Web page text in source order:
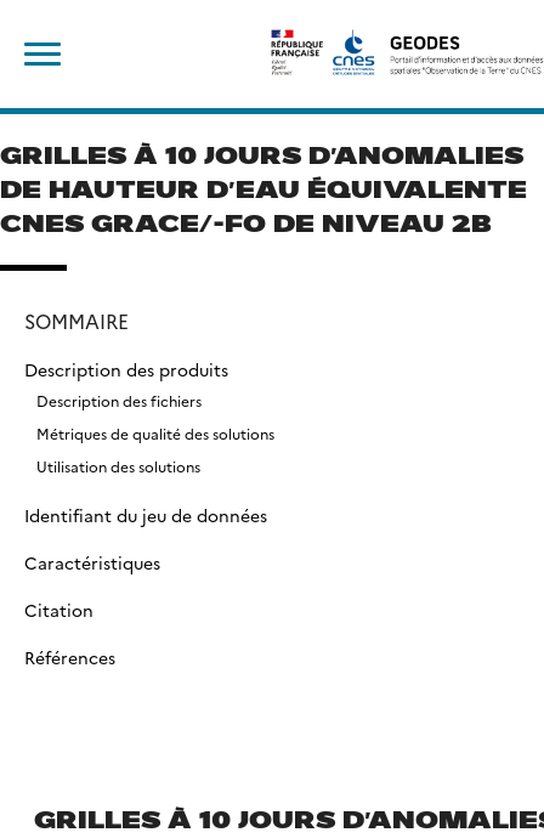
content
GRILLES À 10 JOURS D’ANOMALIES
DE HAUTEUR D’EAU ÉQUIVALENTE
CNES GRACE/-FO DE NIVEAU 2B
SOMMAIRE
Description des produits
Description des fichiers
Métriques de qualité des solutions
Utilisation des solutions
Identifiant du jeu de données
Caractéristiques
Citation
Références
GRILLES À 10 JOURS